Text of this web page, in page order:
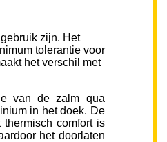
zijn. Het
tolerantie voor
het verschil met
van de zalm qua
in het doek. De
thermisch comfort is
het doorlaten